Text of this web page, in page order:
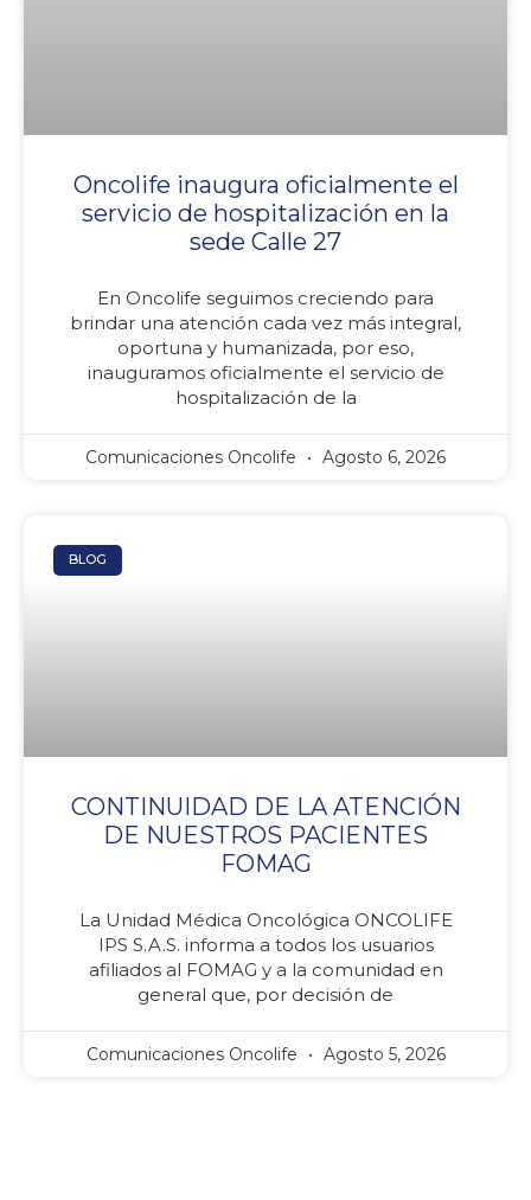
Oncolife inaugura oficialmente el
servicio de hospitalización en la
sede Calle 27
En Oncolife seguimos creciendo para
brindar una atención cada vez más integral,
oportuna y humanizada, por eso,
inauguramos oficialmente el servicio de
hospitalización de la
Comunicaciones Oncolife Agosto 6, 2026
BLOG
CONTINUIDAD DE LA ATENCIÓN
DE NUESTROS PACIENTES
FOMAG
La Unidad Médica Oncológica ONCOLIFE
IPS S.A.S. informa a todos los usuarios
afiliados al FOMAG y a la comunidad en
general que, por decisión de
Comunicaciones Oncolife Agosto 5, 2026